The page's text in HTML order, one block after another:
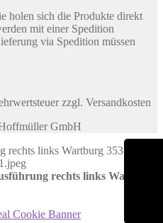
holen sich die Produkte direkt
mit einer Spedition
via Spedition müssen
zzgl. Versandkosten
GmbH
rechts links Wartburg
Cookie Banner